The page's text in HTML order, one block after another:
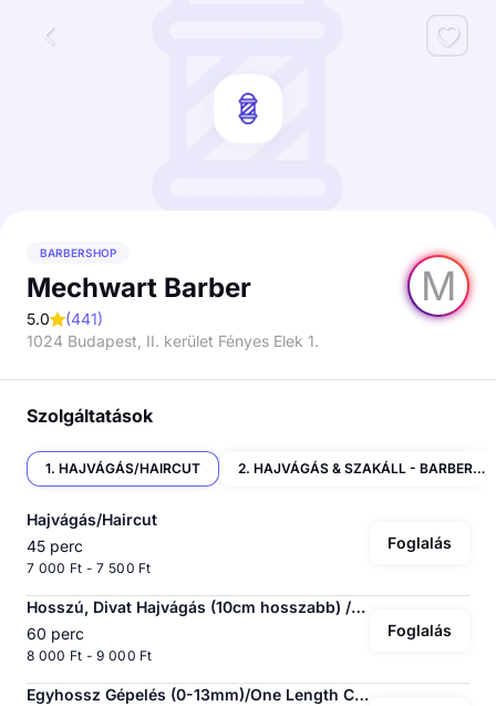
M
BARBERSHOP
Mechwart Barber
5.0 (441)
1024 Budapest, II. kerület Fényes Elek 1.
Szolgáltatások
1. HAJVÁGÁS/HAIRCUT 2. HAJVÁGÁS & SZAKÁLL - BARBER TREATMENT
Hajvágás/Haircut
45 perc
7 000 Ft - 7 500 Ft
Foglalás
Hosszú, Divat Hajvágás (10cm hosszabb) /Long, Fashion Haircut (Longer than 10cm)
60 perc
8 000 Ft - 9 000 Ft
Foglalás
Egyhossz Gépelés (0-13mm)/One Length Clipper Cut